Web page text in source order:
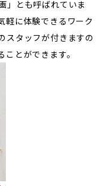
」とも呼ばれていま
軽に体験できるワーク
スタッフが付きますの
とができます。